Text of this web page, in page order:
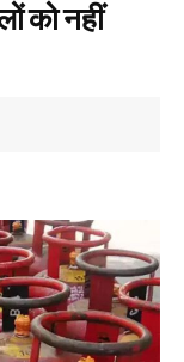
को नहीं